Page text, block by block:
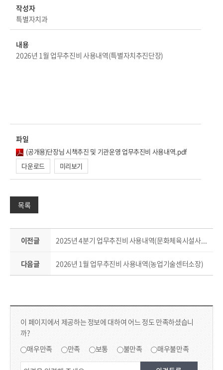
작성자
특별자치과
내용
2026년 1월 업무추진비 사용내역(특별자치추진단장)
파일
(공개용)단장님 시책추진 및 기관운영 업무추진비 사용내역.pdf
다운로드
미리보기
목록
이전글 2025년 4분기 업무추진비 사용내역(문화체육시설사업소장)
다음글 2026년 1월 업무추진비 사용내역(농업기술센터소장)
컨텐츠 만족도 조사
이 페이지에서 제공하는 정보에 대하여 어느 정도 만족하셨습니
까?
매우만족 만족 보통 불만족 매우불만족